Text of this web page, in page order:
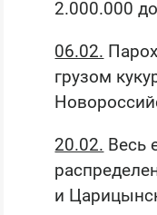
2.000.000
06.02.
грузом
20.02. Весь
и